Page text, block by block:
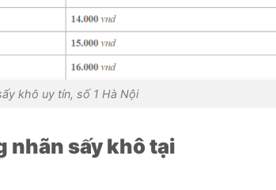
khô uy tín, số 1 Hà Nội
nhãn sấy khô tại